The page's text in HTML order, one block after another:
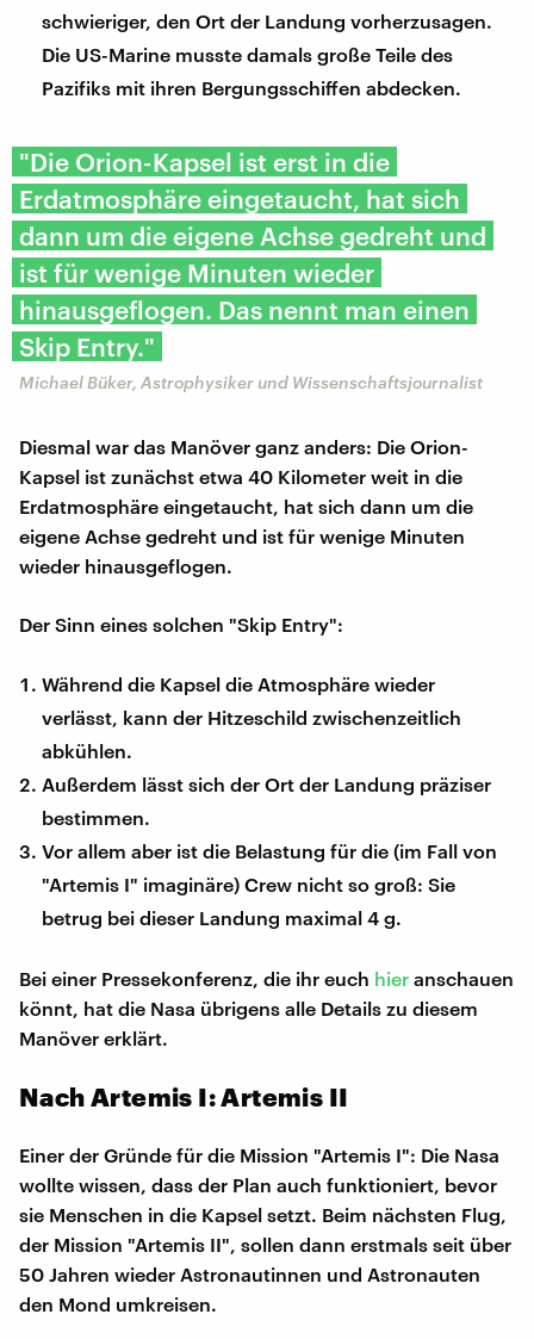
schwieriger, den Ort der Landung vorherzusagen.
Die US-Marine musste damals große Teile des
Pazifiks mit ihren Bergungsschiffen abdecken.
"Die Orion-Kapsel ist erst in die
Erdatmosphäre eingetaucht, hat sich
dann um die eigene Achse gedreht und
ist für wenige Minuten wieder
hinausgeflogen. Das nennt man einen
Skip Entry."
Michael Büker, Astrophysiker und Wissenschaftsjournalist
Diesmal war das Manöver ganz anders: Die Orion-
Kapsel ist zunächst etwa 40 Kilometer weit in die
Erdatmosphäre eingetaucht, hat sich dann um die
eigene Achse gedreht und ist für wenige Minuten
wieder hinausgeflogen.
Der Sinn eines solchen "Skip Entry":
Während die Kapsel die Atmosphäre wieder
verlässt, kann der Hitzeschild zwischenzeitlich
abkühlen.
Außerdem lässt sich der Ort der Landung präziser
bestimmen.
Vor allem aber ist die Belastung für die (im Fall von
"Artemis I" imaginäre) Crew nicht so groß: Sie
betrug bei dieser Landung maximal 4 g.
Bei einer Pressekonferenz, die ihr euch hier anschauen
könnt, hat die Nasa übrigens alle Details zu diesem
Manöver erklärt.
Nach Artemis I: Artemis II
Einer der Gründe für die Mission "Artemis I": Die Nasa
wollte wissen, dass der Plan auch funktioniert, bevor
sie Menschen in die Kapsel setzt. Beim nächsten Flug,
der Mission "Artemis II", sollen dann erstmals seit über
50 Jahren wieder Astronautinnen und Astronauten
den Mond umkreisen.